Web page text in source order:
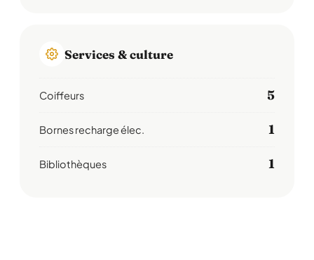
Services & culture
Coiffeurs 5
Bornes recharge élec. 1
Bibliothèques 1